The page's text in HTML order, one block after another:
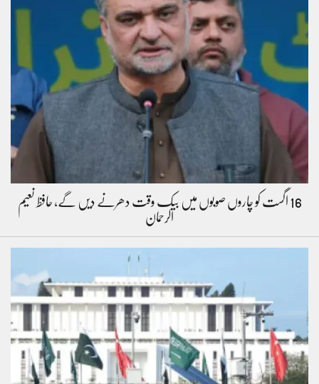
16 اگست کو چاروں صوبوں میں بیک وقت دھرنے دیں گے، حافظ نعیم
الرحمان